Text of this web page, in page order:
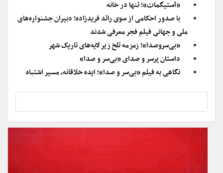
«آستیگمات»؛ تنها در خانه
با صدور احکامی از سوی رائد فریدزاده؛ دبیران جشنواره‌های
ملی و جهانی فیلم فجر معرفی شدند
«بی‌سروصدا»؛ زمزمه تلخ زیر لایه‌های تاریک شهر
داستان پرسر و صدای «بی‌سر و صدا»
نگاهی به فیلم «بی‌سر و صدا»؛ ایده خلاقانه، مسیر اشتباه